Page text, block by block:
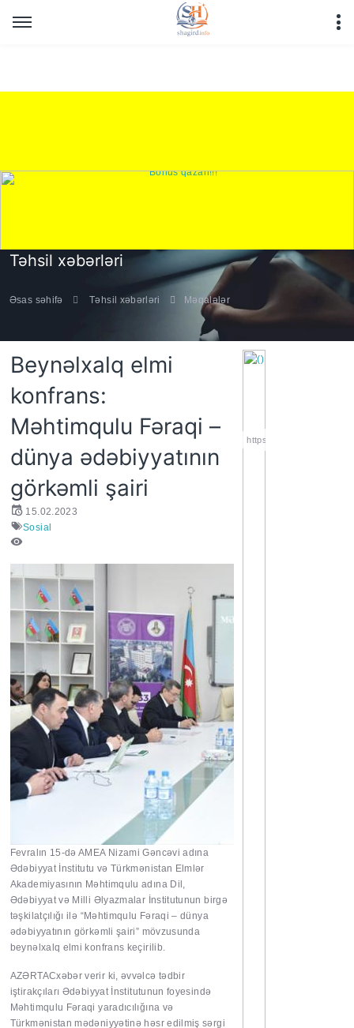
Warning
: Undefined array key "HTTP_REFERER" in
/home/shagirdinfo/public_html/articles/article_main_file.php
Təhsil xəbərləri
Əsas səhifə Təhsil xəbərləri Məqalələr
Beynəlxalq elmi
konfrans:
Məhtimqulu Fəraqi –
dünya ədəbiyyatının
görkəmli şairi
15.02.2023
Sosial
Fevralın 15-də AMEA Nizami Gəncəvi adına
Ədəbiyyat İnstitutu və Türkmənistan Elmlər
Akademiyasının Məhtimqulu adına Dil,
Ədəbiyyat və Milli Əlyazmalar İnstitutunun birgə
təşkilatçılığı ilə “Məhtimqulu Fəraqi – dünya
ədəbiyyatının görkəmli şairi” mövzusunda
beynəlxalq elmi konfrans keçirilib.
AZƏRTACxəbər verir ki, əvvəlcə tədbir
iştirakçıları Ədəbiyyat İnstitutunun foyesində
Məhtimqulu Fəraqi yaradıcılığına və
Türkmənistan mədəniyyətinə həsr edilmiş sərgi
https://wa.me/